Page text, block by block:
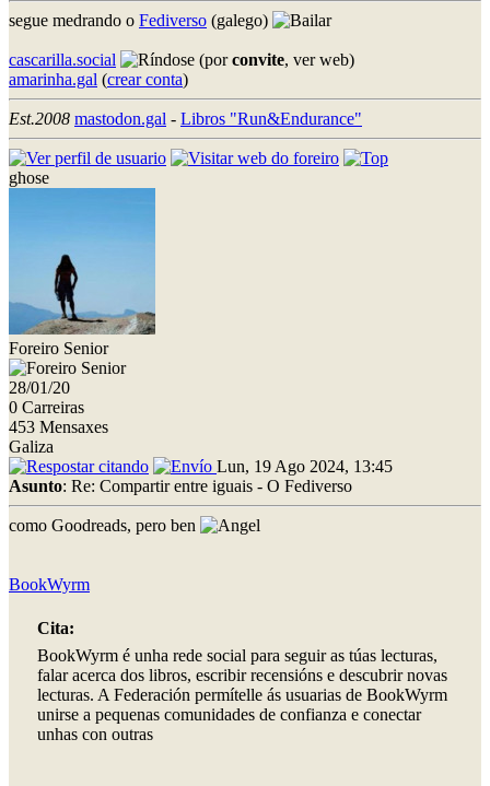
segue medrando o Fediverso (galego)
cascarilla.social (porconvite, ver web)
amarinha.gal (crear conta)
Est.2008 mastodon.gal - Libros "Run&Endurance"
ghose
Foreiro Senior
28/01/20
0 Carreiras
453 Mensaxes
Galiza
Lun, 19 Ago 2024, 13:45
Asunto: Re: Compartir entre iguais - O Fediverso
como Goodreads, pero ben
BookWyrm
Cita:
BookWyrm é unha rede social para seguir as túas lecturas,
falar acerca dos libros, escribir recensións e descubrir novas
lecturas. A Federación permítelle ás usuarias de BookWyrm
unirse a pequenas comunidades de confianza e conectar
unhas con outras